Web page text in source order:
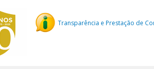
Transparência e Prestação de